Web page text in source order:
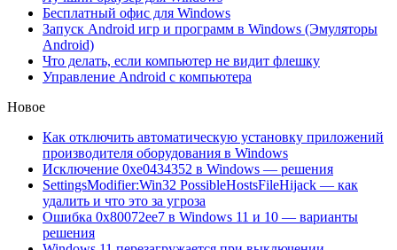
Бесплатный офис для Windows
Запуск Android игр и программ в Windows (Эмуляторы
Android)
Что делать, если компьютер не видит флешку
Управление Android с компьютера
Новое
Как отключить автоматическую установку приложений
производителя оборудования в Windows
Исключение 0xe0434352 в Windows — решения
SettingsModifier:Win32 PossibleHostsFileHijack — как
удалить и что это за угроза
Ошибка 0x80072ee7 в Windows 11 и 10 — варианты
решения